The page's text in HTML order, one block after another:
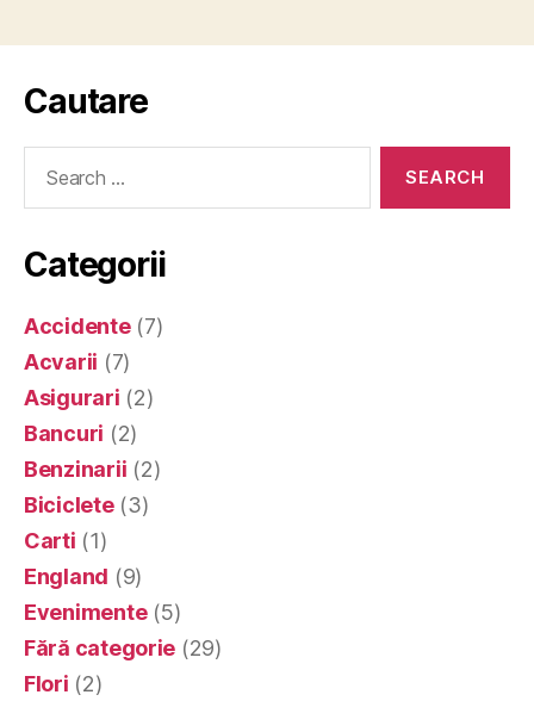
Cautare
Categorii
Accidente(7)
Acvarii (7)
Asigurari (2)
Bancuri (2)
Benzinarii (2)
Biciclete(3)
Carti (1)
England (9)
Evenimente(5)
Fără categorie (29)
Flori (2)